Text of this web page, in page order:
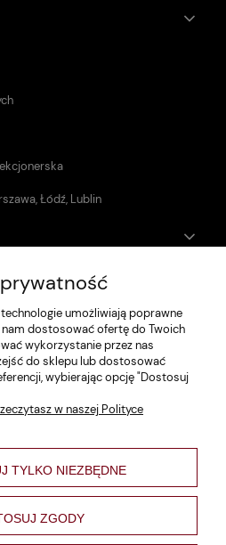
Łódź, Lublin
umożliwiają poprawne
nam dostosować ofertę do Twoich
wykorzystanie przez nas
do sklepu lub dostosować
wybierając opcję "Dostosuj
w naszej Polityce
TYLKO NIEZBĘDNE
ZGODY